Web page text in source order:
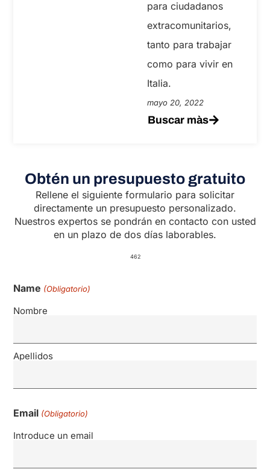
para ciudadanos
extracomunitarios,
tanto para trabajar
como para vivir en
Italia.
mayo 20, 2022
Buscar màs
Obtén un presupuesto gratuito
Rellene el siguiente formulario para solicitar
directamente un presupuesto personalizado.
Nuestros expertos se pondrán en contacto con usted
en un plazo de dos días laborables.
462
Name (Obligatorio)
Nombre
Apellidos
Email (Obligatorio)
Introduce un email